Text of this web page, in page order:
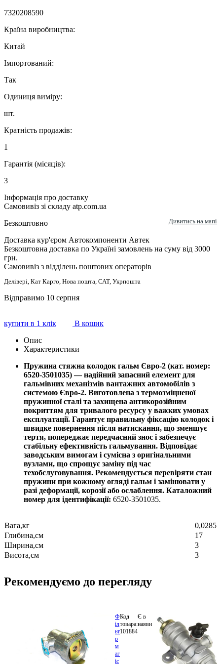
7320208590
Країна виробництва:
Китай
Імпортований:
Так
Одиниця виміру:
шт.
Кратність продажів:
1
Гарантія (місяців):
3
Інформація про доставку
Самовивіз зі складу atp.com.ua
Безкоштовно
Дивитись на мапі
Доставка кур'єром Автокомпоненти Автек
Безкоштовна доставка по Україні замовлень на суму від 3000
грн.
Самовивіз з відділень поштових операторів
Делівері, Кат Карго, Нова пошта, САТ, Укрпошта
Відправимо 10 серпня
купити в 1 клік
В кошик
Опис
Характеристики
Пружина стяжна колодок гальм Євро-2 (кат. номер:
6520-3501035) — надійний запасний елемент для
гальмівних механізмів вантажних автомобілів з
системою Євро-2. Виготовлена з термозміцненої
пружинної сталі та захищена антикорозійним
покриттям для тривалого ресурсу у важких умовах
експлуатації. Гарантує правильну фіксацію колодок і
швидке повернення після натискання, що зменшує
тертя, попереджає передчасний знос і забезпечує
стабільну ефективність гальмування. Відповідає
заводським вимогам і сумісна з оригінальними
вузлами, що спрощує заміну під час
техобслуговування. Рекомендується перевіряти стан
пружини при кожному огляді гальм і замінювати у
разі деформації, корозії або ослаблення. Каталожний
номер для ідентифікації: 6520-3501035.
Вага,кг
0,0285
Глибина,см
17
Ширина,см
3
Висота,см
3
Рекомендуємо до перегляду
Ф
іл
ьт
р
м
аг
іс
Код
товара:
101884
Є в
наявності
S.I.L.A.
100.3511310 грн.